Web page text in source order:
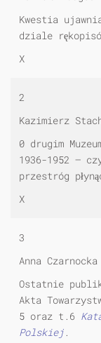
Kwestia
dziale
X
2
Kazimierz
0 drugim
1936-1952 —
przestróg
X
3
Anna Czarnocka
Ostatnie
Akta
5 oraz t.6
Polskiej.